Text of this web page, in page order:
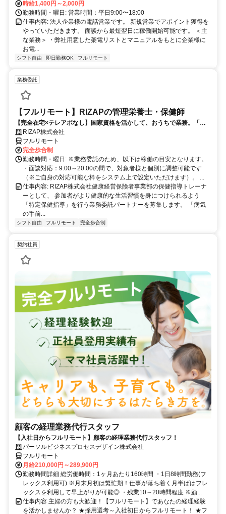
時給1,400円～2,000円
勤務時間・曜日: 営業時間：平日9:00〜18:00
仕事内容: 法人企業様の電話営業です。 新規営業でアポイント獲得を
やっていただきます。 面談から最短翌日に稼働開始可能です。 ＜主
な業務＞ ・弊社用意した架電リストとマニュアルをもとに企業様に
お電...
シフト自由 即日勤務OK フルリモート
業務委託
【フルリモート】RIZAPの管理栄養士・保健師
【完全在宅×テレアポなし】国家資格を活かして、おうちで業務。「も
う一つの安心」を。主婦・Wワーカー活躍中！「平日の日中だけ」「夕
方以降の数時間だけ」など、生活リズムに合わせた時間調整が可能で
す。1件ごとの成果報酬型だから、頑張った分だけ手応えのある収入
に。充実のサポート体制で、安心の在宅ワークを始めませんか？
RIZAP株式会社
フルリモート
完全歩合制
勤務時間・曜日: ※業務委託のため、以下は稼働の目安となります。
・面談対応：9:00～20:00の間で、対象者様と個別に調整可能です
（※ご自身の対応可能な枠をシステム上で設定いただけます）。 ...
仕事内容: RIZAP株式会社健康経営保険者事業部の保健指導トレーナ
ーとして、 参加者がより健康的な生活習慣を身につけられるよう
「特定保健指導」を行う業務委託パートナーを募集します。 「病気
の手前...
シフト自由 フルリモート 完全歩合制
契約社員
顧客の経理業務代行スタッフ
【入社日からフルリモート】顧客の経理業務代行スタッフ！
パーソルビジネスプロセスデザイン株式会社
フルリモート
月給210,000円～289,900円
勤務時間詳細 総労働時間：1ヶ月あたり160時間 ・1日8時間勤務(フ
レックス利用可) ※月末月初は繁忙期！仕事が落ち着く月半ばはフレ
ックスを利用して早上がりが可能◎ ・残業10～20時間程度 ※顧...
仕事内容 主婦の方も大歓迎！【フルリモート】であなたの経理経験
を活かしませんか？ ★採用選考～入社初日からフルリモート！ ★フ